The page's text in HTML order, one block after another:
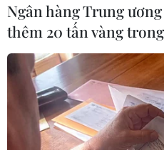
#Trung Quốc #Quảng Tây
#Nước lũ
Trung Quốc
Ngân hàng Trung
thêm 20 tấn vàng